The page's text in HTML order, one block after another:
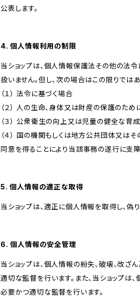
公表します。
4. 個人情報利用の制限
当ショップは、個人情報保護法その他の法
扱いません。但し、次の場合はこの限りではあ
（１） 法令に基づく場合
（２） 人の生命、身体又は財産の保護のた
（３） 公衆衛生の向上又は児童の健全な育
（４） 国の機関もしくは地方公共団体又は
同意を得ることにより当該事務の遂行に支
5. 個人情報の適正な取得
当ショップは、適正に個人情報を取得し、偽
6. 個人情報の安全管理
当ショップは、個人情報の紛失、破壊、改ざ
適切な監督を行います。また、当ショップ
必要かつ適切な監督を行います。